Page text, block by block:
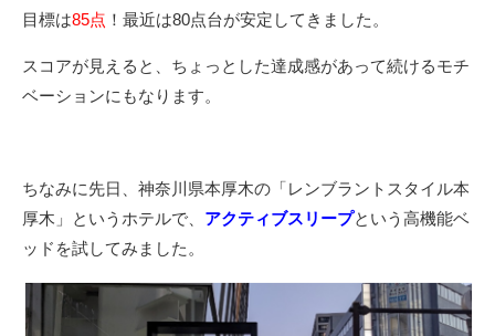
⽬標は85点 ！最近は80点台が安定してきました。
スコアが⾒えると、ちょっとした達成感があって続けるモチ
ベーションにもなります。
ちなみに先⽇、神奈川県本厚⽊の「レンブラントスタイル本
厚⽊」というホテルで、 アクティブスリープという⾼機能ベ
ッドを試してみました。